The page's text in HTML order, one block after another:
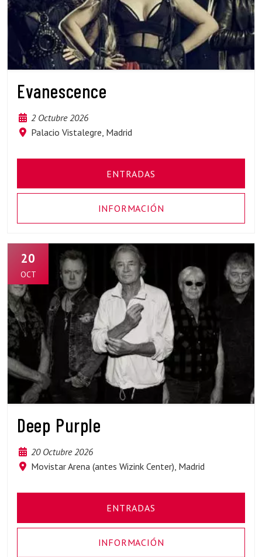
Evanescence
2 Octubre 2026
Palacio Vistalegre, Madrid
ENTRADAS
INFORMACIÓN
20
OCT
Deep Purple
20 Octubre 2026
Movistar Arena (antes Wizink Center), Madrid
ENTRADAS
INFORMACIÓN